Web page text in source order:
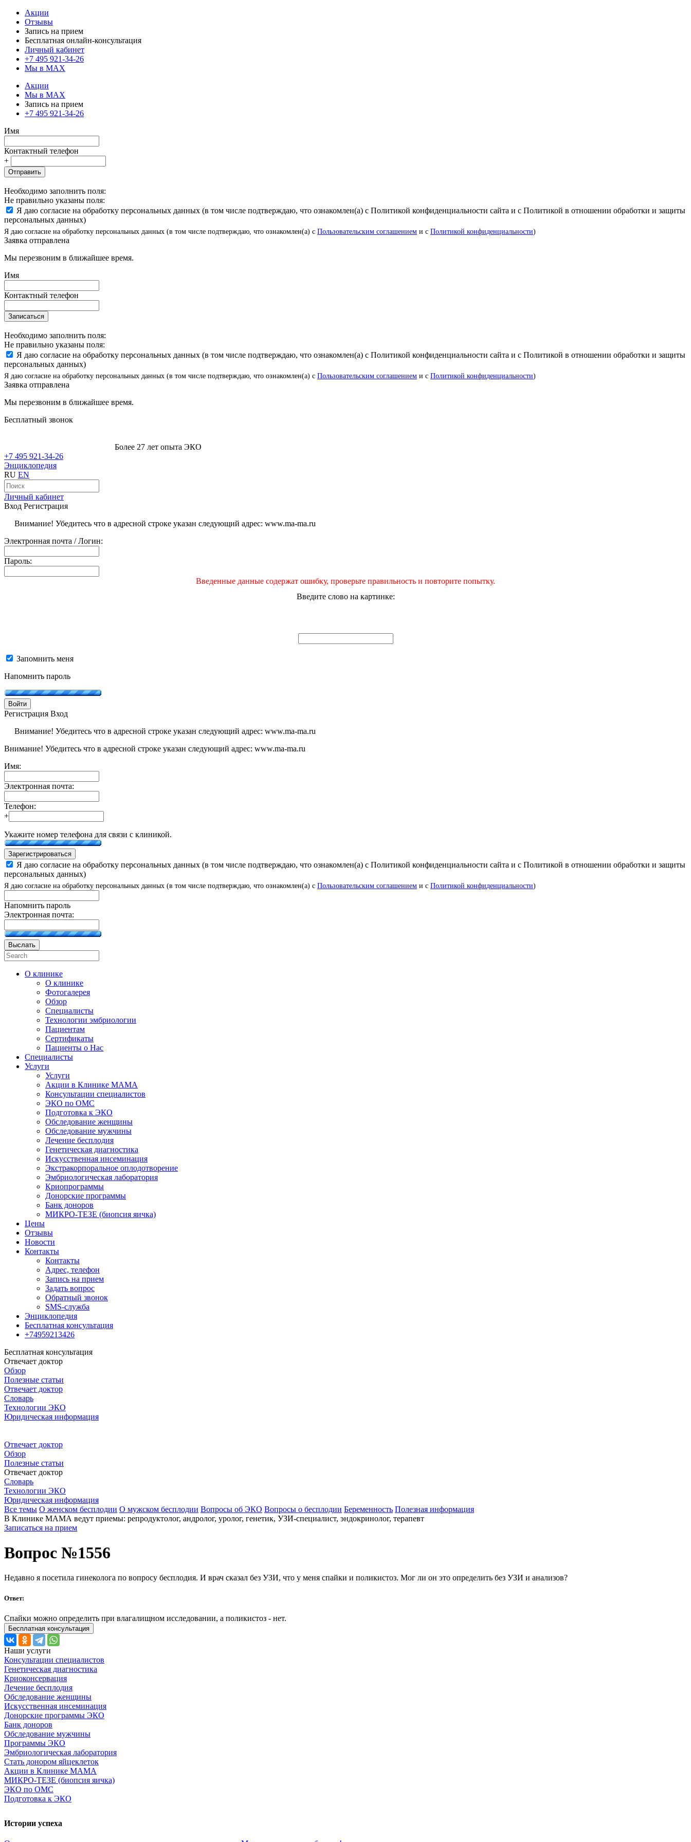
Акции
Отзывы
Запись на прием
Бесплатная онлайн-консультация
Личный кабинет
+7 495 921-34-26
Мы в MAX
Акции
Мы в MAX
Запись на прием
+7 495 921-34-26
Имя
Контактный телефон
+
Отправить
Необходимо заполнить поля:
Не правильно указаны поля:
Я даю согласие на обработку персональных данных (в том числе подтверждаю, что ознакомлен(а) с Политикой конфиденциальности сайта и с Политикой в отношении обработки и защиты
персональных данных)
Я даю согласие на обработку персональных данных (в том числе подтверждаю, что ознакомлен(а) с Пользовательским соглашением и с Политикой конфиденциальности)
Заявка отправлена
Мы перезвоним в ближайшее время.
Имя
Контактный телефон
Записаться
Необходимо заполнить поля:
Не правильно указаны поля:
Я даю согласие на обработку персональных данных (в том числе подтверждаю, что ознакомлен(а) с Политикой конфиденциальности сайта и с Политикой в отношении обработки и защиты
персональных данных)
Я даю согласие на обработку персональных данных (в том числе подтверждаю, что ознакомлен(а) с Пользовательским соглашением и с Политикой конфиденциальности)
Заявка отправлена
Мы перезвоним в ближайшее время.
Бесплатный звонок
Более 27 лет опыта ЭКО
+7 495 921-34-26
Энциклопедия
RU EN
Личный кабинет
Вход Регистрация
Внимание! Убедитесь что в адресной строке указан следующий адрес: www.ma-ma.ru
Электронная почта / Логин:
Пароль:
Введенные данные содержат ошибку, проверьте правильность и повторите попытку.
Введите слово на картинке:
Запомнить меня
Напомнить пароль
Войти
Регистрация Вход
Внимание! Убедитесь что в адресной строке указан следующий адрес: www.ma-ma.ru
Внимание! Убедитесь что в адресной строке указан следующий адрес: www.ma-ma.ru
Имя:
Электронная почта:
Телефон:
+
Укажите номер телефона для связи с клиникой.
Зарегистрироваться
Я даю согласие на обработку персональных данных (в том числе подтверждаю, что ознакомлен(а) с Политикой конфиденциальности сайта и с Политикой в отношении обработки и защиты
персональных данных)
Я даю согласие на обработку персональных данных (в том числе подтверждаю, что ознакомлен(а) с Пользовательским соглашением и с Политикой конфиденциальности)
Напомнить пароль
Электронная почта:
Выслать
О клинике
О клинике
Фотогалерея
Обзор
Специалисты
Технологии эмбриологии
Пациентам
Сертификаты
Пациенты о Нас
Специалисты
Услуги
Услуги
Акции в Клинике МАМА
Консультации специалистов
ЭКО по ОМС
Подготовка к ЭКО
Обследование женщины
Обследование мужчины
Лечение бесплодия
Генетическая диагностика
Искусственная инсеминация
Экстракорпоральное оплодотворение
Эмбриологическая лаборатория
Криопрограммы
Донорские программы
Банк доноров
МИКРО-ТЕЗЕ (биопсия яичка)
Цены
Отзывы
Новости
Контакты
Контакты
Адрес, телефон
Запись на прием
Задать вопрос
Обратный звонок
SMS-служба
Энциклопедия
Бесплатная консультация
+74959213426
Бесплатная консультация
Отвечает доктор
Обзор
Полезные статьи
Отвечает доктор
Словарь
Технологии ЭКО
Юридическая информация
Отвечает доктор
Обзор
Полезные статьи
Отвечает доктор
Словарь
Технологии ЭКО
Юридическая информация
Все темы О женском бесплодии О мужском бесплодии Вопросы об ЭКО Вопросы о бесплодии Беременность Полезная информация
В Клинике МАМА ведут приемы: репродуктолог, андролог, уролог, генетик, УЗИ-специалист, эндокринолог, терапевт
Записаться на прием
Вопрос №1556
Недавно я посетила гинеколога по вопросу бесплодия. И врач сказал без УЗИ, что у меня спайки и поликистоз. Мог ли он это определить без УЗИ и анализов?
Ответ:
Спайки можно определить при влагалищном исследовании, а поликистоз - нет.
Бесплатная консультация
Наши услуги
Консультации специалистов
Генетическая диагностика
Криоконсервация
Лечение бесплодия
Обследование женщины
Искусственная инсеминация
Донорские программы ЭКО
Банк доноров
Обследование мужчины
Программы ЭКО
Эмбриологическая лаборатория
Стать донором яйцеклеток
Акции в Клинике МАМА
МИКРО-ТЕЗЕ (биопсия яичка)
ЭКО по ОМС
Подготовка к ЭКО
Истории успеха